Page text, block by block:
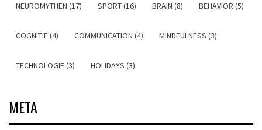
NEUROMYTHEN (17) SPORT (16) BRAIN (8) BEHAVIOR (5)
COGNITIE (4) COMMUNICATION (4) MINDFULNESS (3)
TECHNOLOGIE (3) HOLIDAYS (3)
META